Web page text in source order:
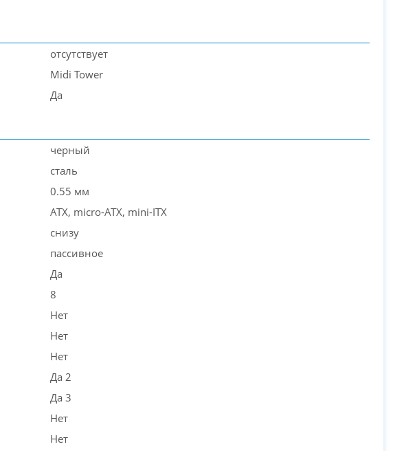
отсутствует
Midi Tower
Да
черный
сталь
0.55 мм
ATX, micro-ATX, mini-ITX
снизу
пассивное
Да
8
Нет
Нет
Нет
Да 2
Да 3
Нет
Нет